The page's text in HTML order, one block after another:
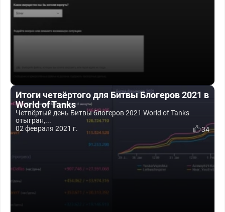
Итоги четвёртого для Битвы Блогеров 2021 в
World of Tanks
Четвёртый день Битвы блогеров 2021 World of Tanks
отыгран,...
02 февраля 2021 г.
34